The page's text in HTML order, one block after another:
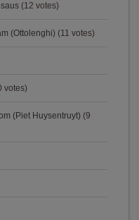
(12 votes)
(Ottolenghi) (11 votes)
votes)
(Piet Huysentruyt) (9